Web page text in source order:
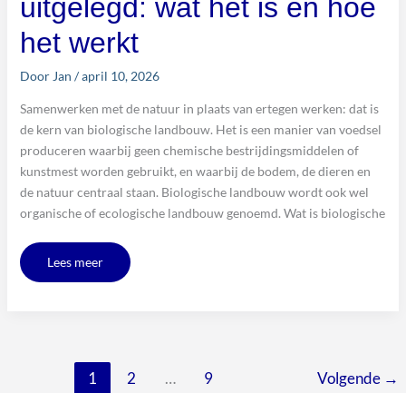
uitgelegd: wat het is en hoe
het werkt
Door Jan /april 10, 2026
Samenwerken met de natuur in plaats van ertegen werken: dat is
de kern van biologische landbouw. Het is een manier van voedsel
produceren waarbij geen chemische bestrijdingsmiddelen of
kunstmest worden gebruikt, en waarbij de bodem, de dieren en
de natuur centraal staan. Biologische landbouw wordt ook wel
organische of ecologische landbouw genoemd. Wat is biologische
Lees meer
1 2 … 9 Volgende →